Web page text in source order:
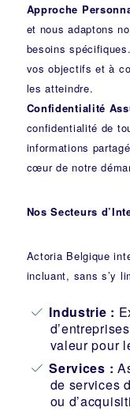
Approche
et nous adaptons
besoins
vos objectifs et à
les atteindre.
Confidentialité
confidentialité de
informations
cœur de notre
Nos Secteurs
Actoria Belgique
incluant, sans s’y
Industrie :
valeur pour
Services :
de services
ou